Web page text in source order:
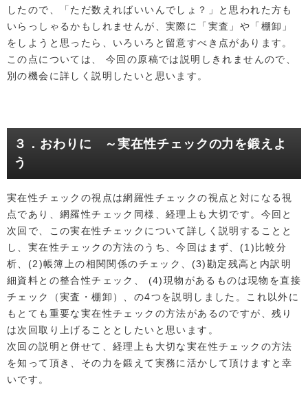
したので、「ただ数えればいいんでしょ？」と思われた方も
いらっしゃるかもしれませんが、実際に「実査」や「棚卸」
をしようと思ったら、いろいろと留意すべき点があります。
この点については、 今回の原稿では説明しきれませんので、
別の機会に詳しく説明したいと思います。
３．おわりに ～実在性チェックの力を鍛えよ
う
実在性チェックの視点は網羅性チェックの視点と対になる視
点であり、網羅性チェック同様、経理上も大切です。今回と
次回で、この実在性チェックについて詳しく説明することと
し、実在性チェックの方法のうち、今回はまず、(1)比較分
析、(2)帳簿上の相関関係のチェック、(3)勘定残高と内訳明
細資料との整合性チェック、 (4)現物があるものは現物を直接
チェック（実査・棚卸）、の4つを説明しました。これ以外に
もとても重要な実在性チェックの方法があるのですが、残り
は次回取り上げることとしたいと思います。
次回の説明と併せて、経理上も大切な実在性チェックの方法
を知って頂き、その力を鍛えて実務に活かして頂けますと幸
いです。